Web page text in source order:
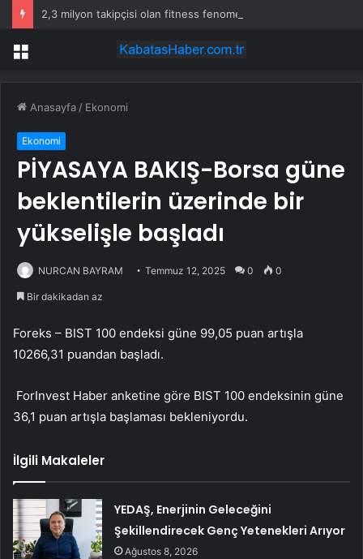
Menü
Anasayfa / Ekonomi
Ekonomi
PİYASAYA BAKIŞ-Borsa güne
beklentilerin üzerinde bir
yükselişle başladı
NURCAN BAYRAM Temmuz 12, 2025 0 0
Bir dakikadan az
Foreks – BIST 100 endeksi güne 99,05 puan artışla
10266,31 puandan başladı.
ForInvest Haber anketine göre BIST 100 endeksinin güne
36,1 puan artışla başlaması bekleniyordu.
İlgili Makaleler
YEDAŞ, Enerjinin Geleceğini
Şekillendirecek Genç Yetenekleri Arıyor
Ağustos 8, 2026